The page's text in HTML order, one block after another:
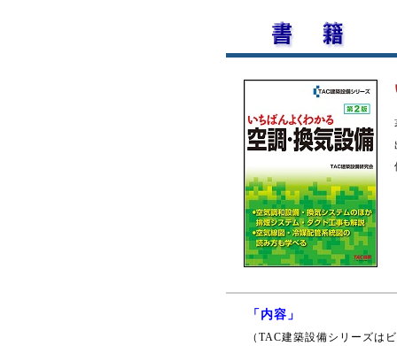
「内容」
（TAC建築設備シリーズは